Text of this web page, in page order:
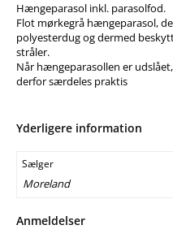
Hængeparasol inkl. parasolfod.
Flot mørkegrå hængeparasol,
polyesterdug og dermed
stråler.
Når hængeparasollen er
derfor særdeles praktis
Yderligere information
Sælger
Moreland
Anmeldelser